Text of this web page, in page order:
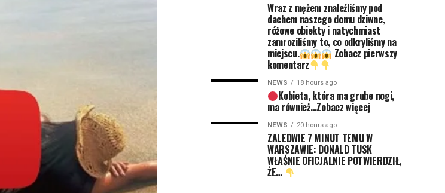
Wraz z mężem znaleźliśmy pod
dachem naszego domu dziwne,
różowe obiekty i natychmiast
zamroziliśmy to, co odkryliśmy na
miejscu. Zobacz pierwszy
komentarz
NEWS 18 hours ago
Kobieta, która ma grube nogi,
ma również…Zobacz więcej
NEWS 20 hours ago
ZALEDWIE 7 MINUT TEMU W
WARSZAWIE: DONALD TUSK
WŁAŚNIE OFICJALNIE POTWIERDZIŁ,
ŻE…